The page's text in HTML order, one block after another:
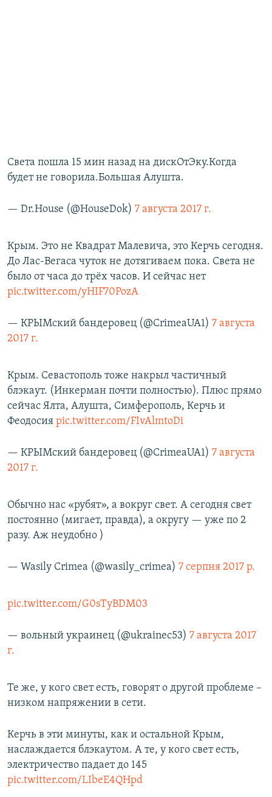
Света пошла 15 мин назад на дискОтЭку.Когда
будет не говорила.Большая Алушта.
— Dr.House (@HouseDok) 7 августа 2017 г.
Крым. Это не Квадрат Малевича, это Керчь сегодня.
До Лас-Вегаса чуток не дотягиваем пока. Света не
было от часа до трёх часов. И сейчас нет
pic.twitter.com/yHIF70PozA
— КРЫМский бандеровец (@CrimeaUA1) 7 августа
2017 г.
Крым. Севастополь тоже накрыл частичный
блэкаут. (Инкерман почти полностью). Плюс прямо
сейчас Ялта, Алушта, Симферополь, Керчь и
Феодосия pic.twitter.com/FIvAlmtoDi
— КРЫМский бандеровец (@CrimeaUA1) 7 августа
2017 г.
Обычно нас «рубят», а вокруг свет. А сегодня свет
постоянно (мигает, правда), а округу — уже по 2
разу. Аж неудобно )
— Wasily Crimea (@wasily_crimea) 7 серпня 2017 р.
pic.twitter.com/G0sTyBDM03
— вольный украинец (@ukrainec53) 7 августа 2017
г.
Те же, у кого свет есть, говорят о другой проблеме –
низком напряжении в сети.
Керчь в эти минуты, как и остальной Крым,
наслаждается блэкаутом. А те, у кого свет есть,
электричество падает до 145
pic.twitter.com/LIbeE4QHpd